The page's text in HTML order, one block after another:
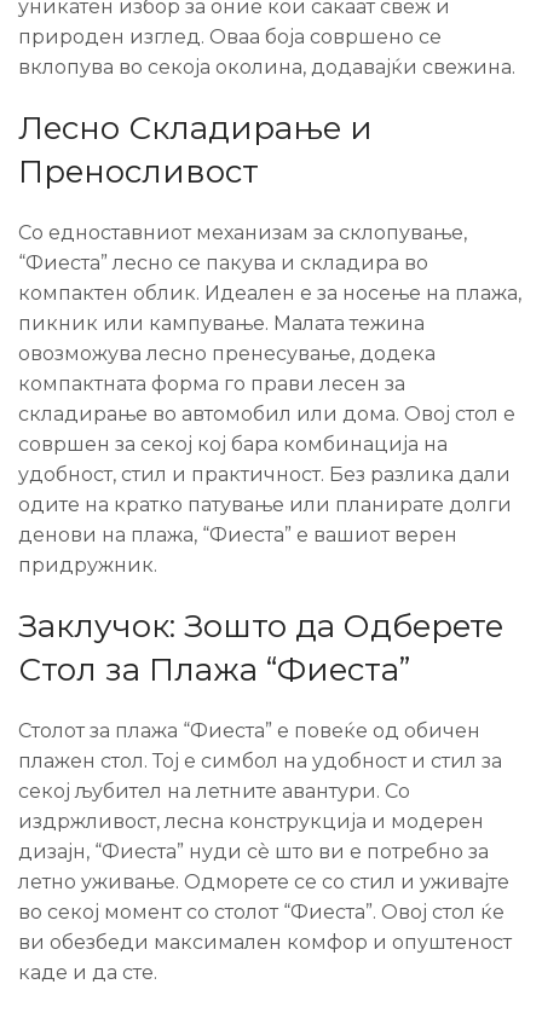
уникатен избор за оние кои сакаат свеж и
природен изглед. Оваа боја совршено се
вклопува во секоја околина, додавајќи свежина.
Лесно Складирање и
Преносливост
Со едноставниот механизам за склопување,
“Фиеста” лесно се пакува и складира во
компактен облик. Идеален е за носење на плажа,
пикник или кампување. Малата тежина
овозможува лесно пренесување, додека
компактната форма го прави лесен за
складирање во автомобил или дома. Овој стол е
совршен за секој кој бара комбинација на
удобност, стил и практичност. Без разлика дали
одите на кратко патување или планирате долги
денови на плажа, “Фиеста” е вашиот верен
придружник.
Заклучок: Зошто да Одберете
Стол за Плажа “Фиеста”
Столот за плажа “Фиеста” е повеќе од обичен
плажен стол. Тој е симбол на удобност и стил за
секој љубител на летните авантури. Со
издржливост, лесна конструкција и модерен
дизајн, “Фиеста” нуди сè што ви е потребно за
летно уживање. Одморете се со стил и уживајте
во секој момент со столот “Фиеста”. Овој стол ќе
ви обезбеди максимален комфор и опуштеност
каде и да сте.